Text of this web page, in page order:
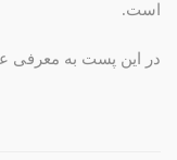
است.
در این پست به معرفی